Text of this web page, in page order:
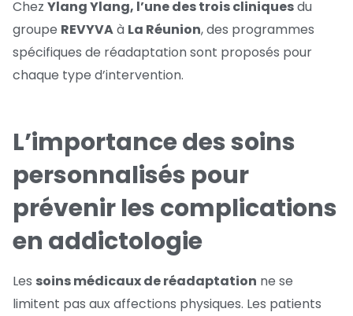
Chez Ylang Ylang, l’une des trois cliniquesdu
groupe REVYVAà La Réunion, des programmes
spécifiques de réadaptation sont proposés pour
chaque type d’intervention.
L’importance des soins
personnalisés pour
prévenir les complications
en addictologie
Les soins médicaux de réadaptation ne se
limitent pas aux affections physiques. Les patients